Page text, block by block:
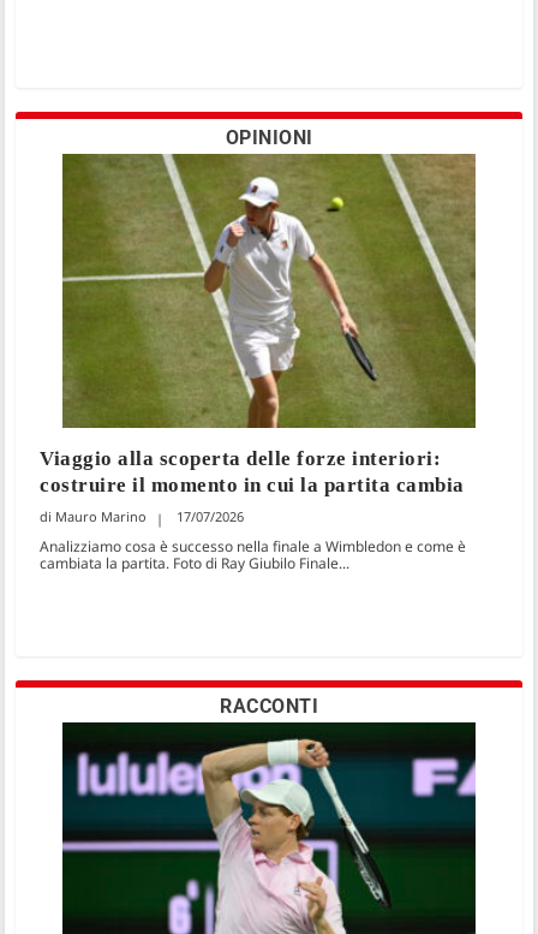
OPINIONI
Viaggio alla scoperta delle forze interiori:
costruire il momento in cui la partita cambia
Mauro Marino 17/07/2026
Analizziamo cosa è successo nella finale a Wimbledon e come è
cambiata la partita. Foto di Ray Giubilo Finale...
RACCONTI